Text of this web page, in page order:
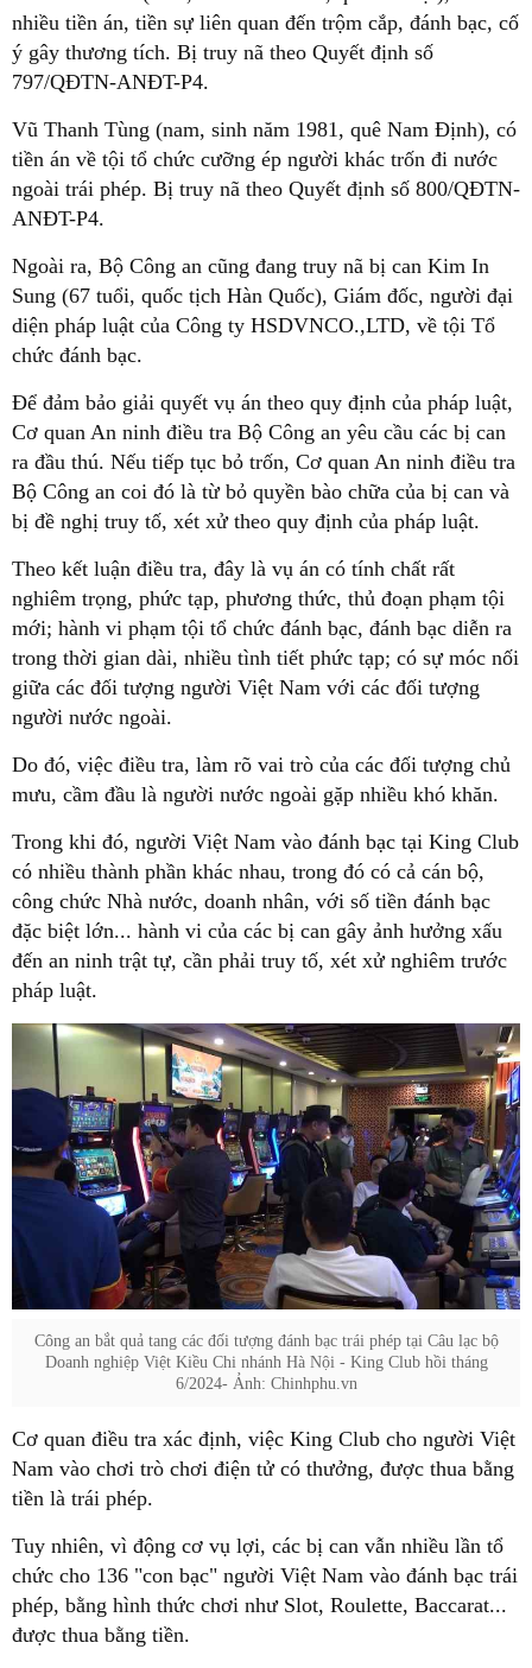
nhiều tiền án, tiền sự liên quan đến trộm cắp, đánh bạc, cố
ý gây thương tích. Bị truy nã theo Quyết định số
797/QĐTN-ANĐT-P4.
Vũ Thanh Tùng (nam, sinh năm 1981, quê Nam Định), có
tiền án về tội tổ chức cưỡng ép người khác trốn đi nước
ngoài trái phép. Bị truy nã theo Quyết định số 800/QĐTN-
ANĐT-P4.
Ngoài ra, Bộ Công an cũng đang truy nã bị can Kim In
Sung (67 tuổi, quốc tịch Hàn Quốc), Giám đốc, người đại
diện pháp luật của Công ty HSDVNCO.,LTD, về tội Tổ
chức đánh bạc.
Để đảm bảo giải quyết vụ án theo quy định của pháp luật,
Cơ quan An ninh điều tra Bộ Công an yêu cầu các bị can
ra đầu thú. Nếu tiếp tục bỏ trốn, Cơ quan An ninh điều tra
Bộ Công an coi đó là từ bỏ quyền bào chữa của bị can và
bị đề nghị truy tố, xét xử theo quy định của pháp luật.
Theo kết luận điều tra, đây là vụ án có tính chất rất
nghiêm trọng, phức tạp, phương thức, thủ đoạn phạm tội
mới; hành vi phạm tội tổ chức đánh bạc, đánh bạc diễn ra
trong thời gian dài, nhiều tình tiết phức tạp; có sự móc nối
giữa các đối tượng người Việt Nam với các đối tượng
người nước ngoài.
Do đó, việc điều tra, làm rõ vai trò của các đối tượng chủ
mưu, cầm đầu là người nước ngoài gặp nhiều khó khăn.
Trong khi đó, người Việt Nam vào đánh bạc tại King Club
có nhiều thành phần khác nhau, trong đó có cả cán bộ,
công chức Nhà nước, doanh nhân, với số tiền đánh bạc
đặc biệt lớn... hành vi của các bị can gây ảnh hưởng xấu
đến an ninh trật tự, cần phải truy tố, xét xử nghiêm trước
pháp luật.
Công an bắt quả tang các đối tượng đánh bạc trái phép tại Câu lạc bộ
Doanh nghiệp Việt Kiều Chi nhánh Hà Nội - King Club hồi tháng
6/2024- Ảnh: Chinhphu.vn
Cơ quan điều tra xác định, việc King Club cho người Việt
Nam vào chơi trò chơi điện tử có thưởng, được thua bằng
tiền là trái phép.
Tuy nhiên, vì động cơ vụ lợi, các bị can vẫn nhiều lần tổ
chức cho 136 "con bạc" người Việt Nam vào đánh bạc trái
phép, bằng hình thức chơi như Slot, Roulette, Baccarat...
được thua bằng tiền.